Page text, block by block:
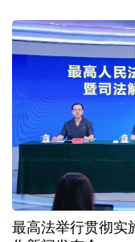
美媒:多场景低成
上半年机械工业
6.5%
“零关税”实施100
高温下用电负荷创
最高法举行贯彻实